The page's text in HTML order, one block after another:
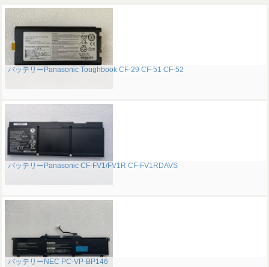
バッテリーPanasonic Toughbook CF-29 CF-51 CF-52
バッテリーPanasonic CF-FV1/FV1R CF-FV1RDAVS
バッテリーNEC PC-VP-BP146